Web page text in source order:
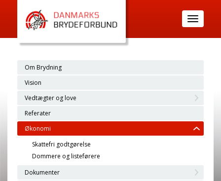
Toggle
navigation
Om Brydning
Vision
Vedtægter og love
Referater
Økonomi
Skattefri godtgørelse
Dommere og listeførere
Dokumenter